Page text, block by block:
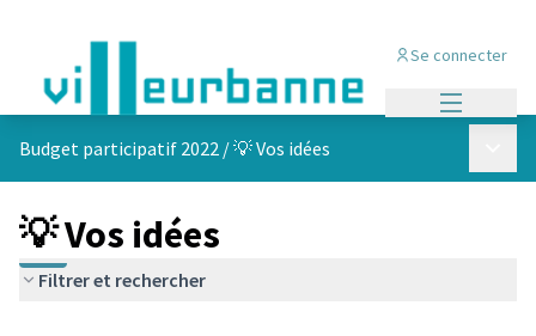
Se connecter
Budget participatif 2022 /💡 Vos idées
💡 Vos idées
Filtrer et rechercher